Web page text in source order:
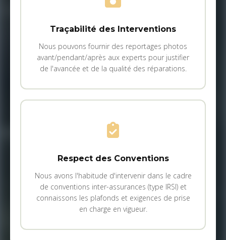
Traçabilité des Interventions
Nous pouvons fournir des reportages photos
avant/pendant/après aux experts pour justifier
de l'avancée et de la qualité des réparations.
Respect des Conventions
Nous avons l'habitude d'intervenir dans le cadre
de conventions inter-assurances (type IRSI) et
connaissons les plafonds et exigences de prise
en charge en vigueur.